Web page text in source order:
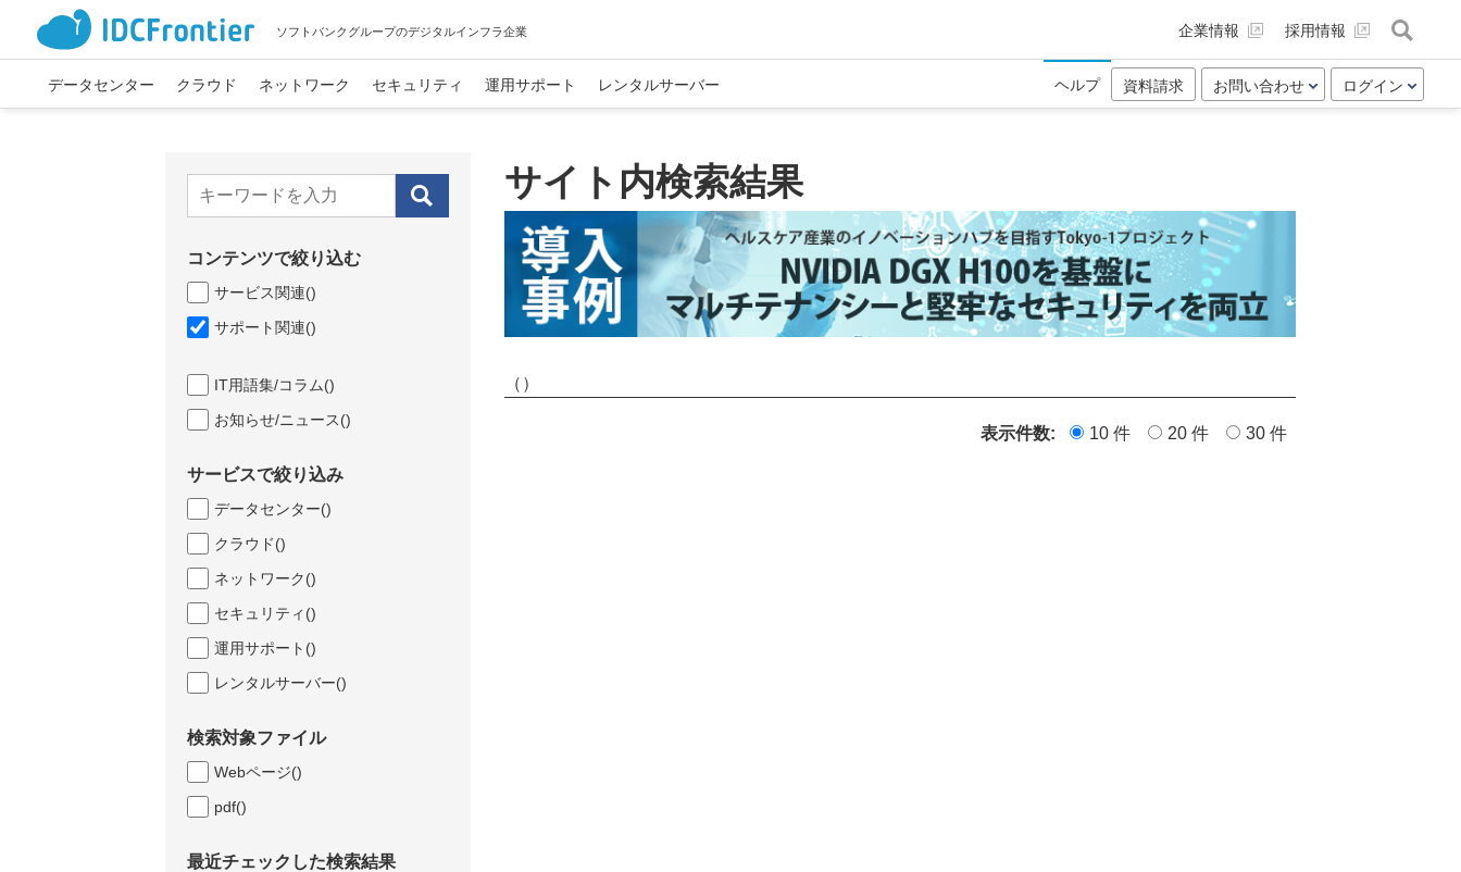
ソフトバンクグループのデジタルインフラ企業 企業情報 採用情報
データセンター クラウド ネットワーク セキュリティ 運用サポート レンタルサーバー ヘルプ 資料請求 お問い合わせ ログイン
コンテンツで絞り込む
サービス関連()
サポート関連()
IT用語集/コラム()
お知らせ/ニュース()
サービスで絞り込み
データセンター()
クラウド()
ネットワーク()
セキュリティ ()
運用サポート ()
レンタルサーバー()
検索対象ファイル
Webページ()
pdf()
最近チェックした検索結果
サイト内検索結果
（ ）
表示件数: 10 件 20 件 30 件